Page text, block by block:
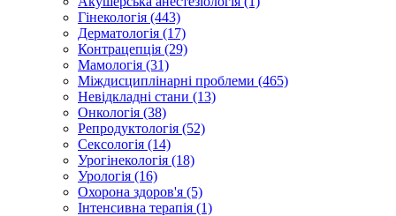
Гінекологія (443)
Дерматологія (17)
Контрацепція (29)
Мамологія (31)
Міждисциплінарні проблеми (465)
Невідкладні стани (13)
Онкологія (38)
Репродуктологія (52)
Сексологія (14)
Урогінекологія (18)
Урологія (16)
Охорона здоров'я (5)
Інтенсивна терапія (1)